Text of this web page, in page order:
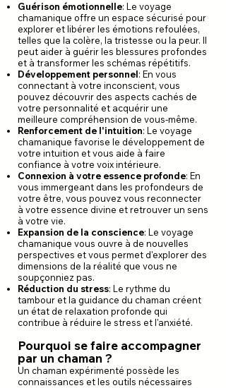
Guérison émotionnelle: Le voyage
chamanique offre un espace sécurisé pour
explorer et libérer les émotions refoulées,
telles que la colère, la tristesse ou la peur. Il
peut aider à guérir les blessures profondes
et à transformer les schémas répétitifs.
Développement personnel: En vous
connectant à votre inconscient, vous
pouvez découvrir des aspects cachés de
votre personnalité et acquérir une
meilleure compréhension de vous-même.
Renforcement de l'intuition: Le voyage
chamanique favorise le développement de
votre intuition et vous aide à faire
confiance à votre voix intérieure.
Connexion à votre essence profonde: En
vous immergeant dans les profondeurs de
votre être, vous pouvez vous reconnecter
à votre essence divine et retrouver un sens
à votre vie.
Expansion de la conscience: Le voyage
chamanique vous ouvre à de nouvelles
perspectives et vous permet d'explorer des
dimensions de la réalité que vous ne
soupçonniez pas.
Réduction du stress: Le rythme du
tambour et la guidance du chaman créent
un état de relaxation profonde qui
contribue à réduire le stress et l'anxiété.
Pourquoi se faire accompagner
par un chaman ?
Un chaman expérimenté possède les
connaissances et les outils nécessaires